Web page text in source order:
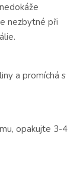
nezbytné při
a promíchá s
opakujte 3-4